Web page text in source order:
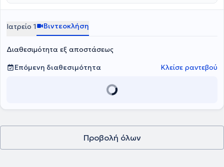
Ιατρείο 1 Βιντεοκλήση
Διαθεσιμότητα εξ αποστάσεως
Επόμενη διαθεσιμότητα
Κλείσε ραντεβού
Προβολή όλων